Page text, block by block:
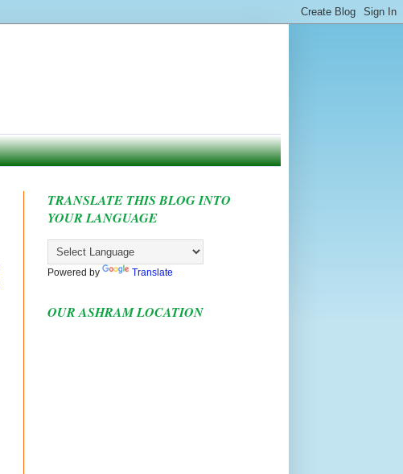
TRANSLATE THIS BLOG INTO
YOUR LANGUAGE
Powered by Translate
OUR ASHRAM LOCATION